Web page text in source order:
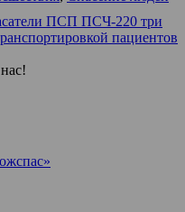
ПСП ПСЧ-220 три
пациентов